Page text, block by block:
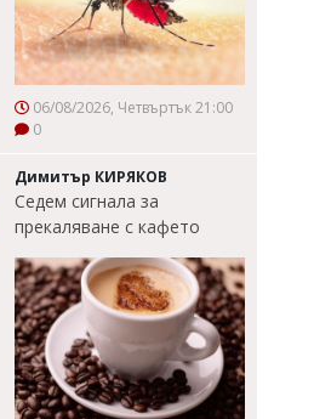
06/08/2026, Четвъртък 21:00
0
Димитър КИРЯКОВ
Седем сигнала за
прекаляване с кафето